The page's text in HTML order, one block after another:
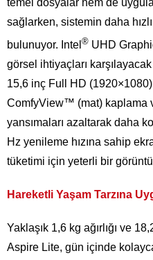
temel dosyalar hem de
sağlarken, sistemin daha
bulunuyor. Intel ® UHD
görsel ihtiyaçları
15,6 inç Full HD
ComfyView™ (mat) kaplama
yansımaları azaltarak daha
Hz yenileme hızına sahip
tüketimi için yeterli bir
Hareketli Yaşam Tarzına
Yaklaşık 1,6 kg ağırlığı ve
Aspire Lite, gün içinde